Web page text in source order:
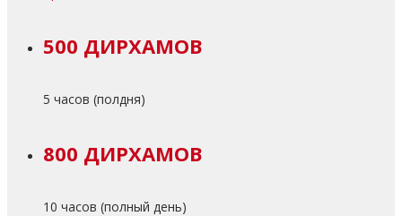
500 ДИРХАМОВ
5 часов (полдня)
800 ДИРХАМОВ
10 часов (полный день)